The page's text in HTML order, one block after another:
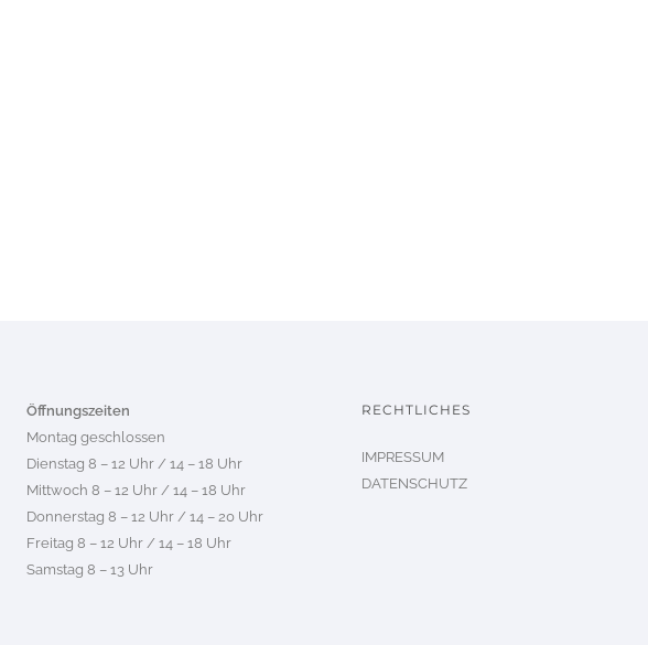
Öffnungszeiten
Montag geschlossen
Dienstag 8 – 12 Uhr / 14 – 18 Uhr
Mittwoch 8 – 12 Uhr / 14 – 18 Uhr
Donnerstag 8 – 12 Uhr / 14 – 20 Uhr
Freitag 8 – 12 Uhr / 14 – 18 Uhr
Samstag 8 – 13 Uhr
RECHTLICHES
IMPRESSUM
DATENSCHUTZ